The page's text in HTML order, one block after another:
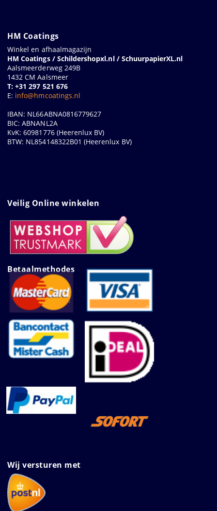
HM Coatings
Winkel en afhaalmagazijn
HM Coatings / Schildershopxl.nl / SchuurpapierXL.nl
Aalsmeerderweg 249B
1432 CM Aalsmeer
T: +31 297 521 676
E: info@hmcoatings.nl
IBAN: NL66ABNA0816779627
BIC: ABNANL2A
KvK: 60981776 (Heerenlux BV)
BTW: NL854148322B01 (Heerenlux BV)
Veilig Online winkelen
Betaalmethodes
Wij versturen met